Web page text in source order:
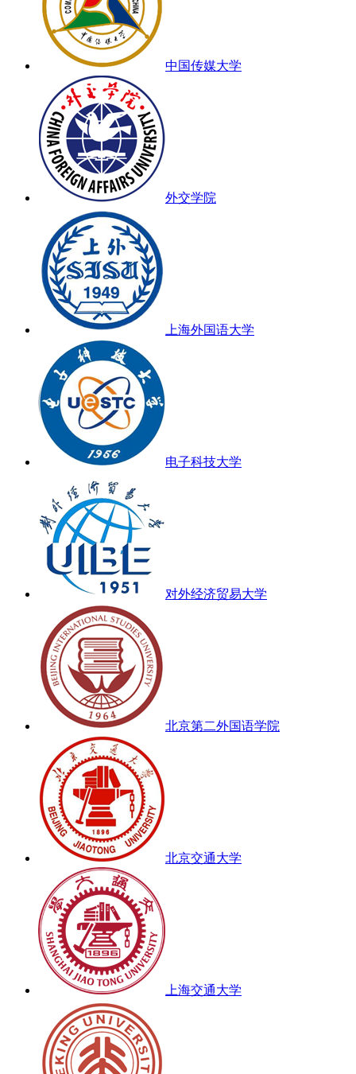
中国传媒大学
外交学院
上海外国语大学
电子科技大学
对外经济贸易大学
北京第二外国语学院
北京交通大学
上海交通大学